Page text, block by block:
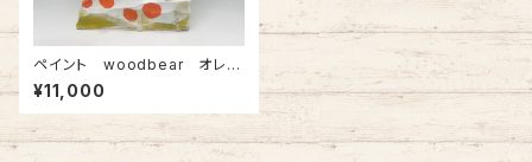
ペイント woodbear オレン
ジドット
¥11,000